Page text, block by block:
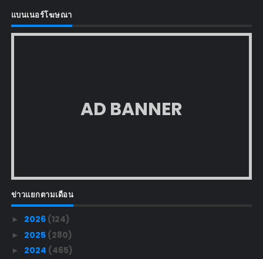
แบนเนอร์โฆษณา
AD BANNER
ข่าวแยกตามเดือน
► 2026 (124)
► 2025 (280)
► 2024 (465)